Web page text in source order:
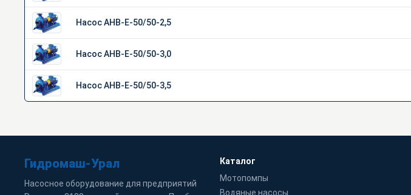
Насос АНВ-Е-50/50-2,5
Насос АНВ-Е-50/50-3,0
Насос АНВ-Е-50/50-3,5
Гидромаш-Урал
Насосное оборудование для предприятий
Каталог
Мотопомпы
Водяные насосы